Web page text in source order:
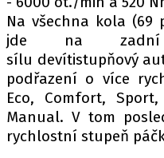
FIA
Na všechna kola (69
jde na zadní
sílu devítistupňový
podřazení o více
Eco, Comfort,
Manual. V tom
rychlostní stupeň